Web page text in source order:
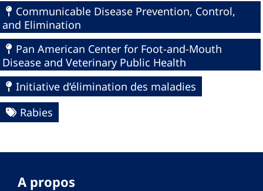
Communicable Disease Prevention, Control,
and Elimination
Pan American Center for Foot-and-Mouth
Disease and Veterinary Public Health
Initiative d’élimination des maladies
Rabies
A propos